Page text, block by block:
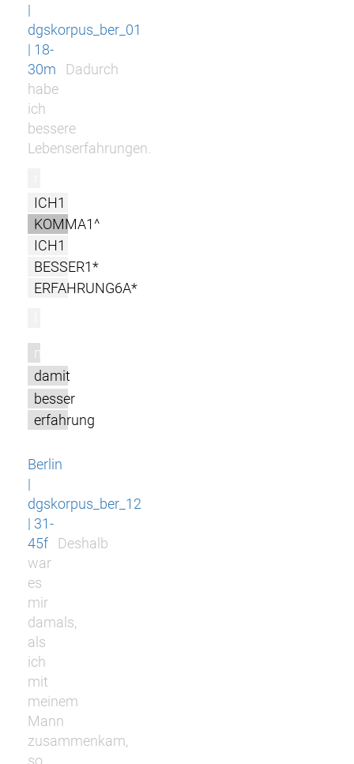
|
dgskorpus_ber_01
| 18-
30m
Dadurch
habe
ich
bessere
Lebenserfahrungen.
ICH1
KOMMA1^
ICH1
BESSER1*
ERFAHRUNG6A*
m
damit
besser
erfahrung
Berlin
|
dgskorpus_ber_12
| 31-
45f
Deshalb
war
es
mir
damals,
als
ich
mit
meinem
Mann
zusammenkam,
so